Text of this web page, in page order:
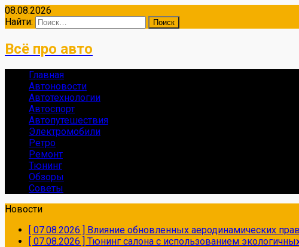
08.08.2026
Найти:
Всё про авто
Главная
Автоновости
Автотехнологии
Автоспорт
Автопутешествия
Электромобили
Ретро
Ремонт
Тюнинг
Обзоры
Советы
Новости
[ 07.08.2026 ] Влияние обновленных аеродинамических
[ 07.08.2026 ] Тюнинг салона с использованием